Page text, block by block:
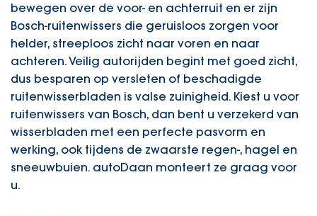
bewegen over de voor- en achterruit en er zijn
Bosch-ruitenwissers die geruisloos zorgen voor
helder, streeploos zicht naar voren en naar
achteren. Veilig autorijden begint met goed zicht,
dus besparen op versleten of beschadigde
ruitenwisserbladen is valse zuinigheid. Kiest u voor
ruitenwissers van Bosch, dan bent u verzekerd van
wisserbladen met een perfecte pasvorm en
werking, ook tijdens de zwaarste regen-, hagel en
sneeuwbuien. autoDaan monteert ze graag voor
u.